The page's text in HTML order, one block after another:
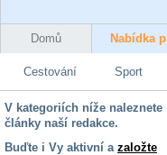
Domů Nabídka
Cestování Sport
V kategoriích níže naleznete
články naší redakce.
Buďte i Vy aktivní a založte